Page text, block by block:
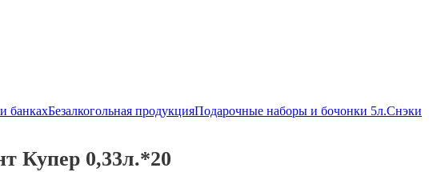
банкахБезалкогольная продукцияПодарочные наборы и бочонки 5л.Снэки
Купер 0,33л.*20